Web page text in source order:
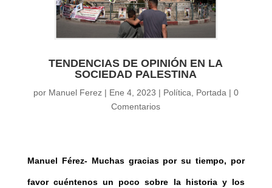
TENDENCIAS DE OPINIÓN EN LA
SOCIEDAD PALESTINA
por Manuel Ferez| Ene 4, 2023 | Política Portada | 0
Comentarios
Manuel Férez- Muchas gracias por su tiempo, por
favor cuéntenos un poco sobre la historia y los